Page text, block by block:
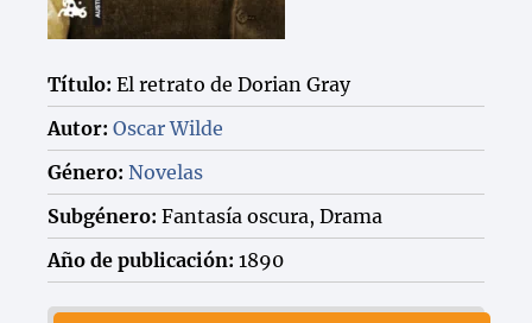
Título: El retrato de Dorian Gray
Autor: Oscar Wilde
Género: Novelas
Subgénero: Fantasía oscura, Drama
Año de publicación: 1890